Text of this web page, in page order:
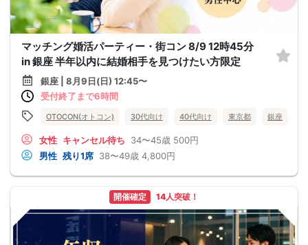
マッチング婚活パーティー・街コン 8/9 12時45分
in 銀座 半年以内に結婚相手を見つけたい方限定
銀座 | 8月9日(日) 12:45〜
受付終了まで6時間
OTOCON(オトコン) 30代向け 40代向け 東京都 銀座
女性 キャンセル待ち 34〜45歳 500円
男性 残り1席 38〜49歳 4,800円
開催確定 14人突破！